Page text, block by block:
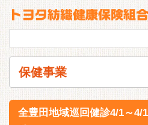
保健事業
全豊田地域巡回健診4/1～4/